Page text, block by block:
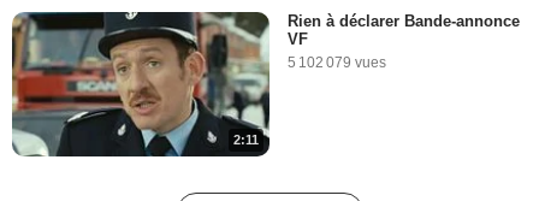
2:11
Rien à déclarer Bande-annonce
VF
5 102 079 vues